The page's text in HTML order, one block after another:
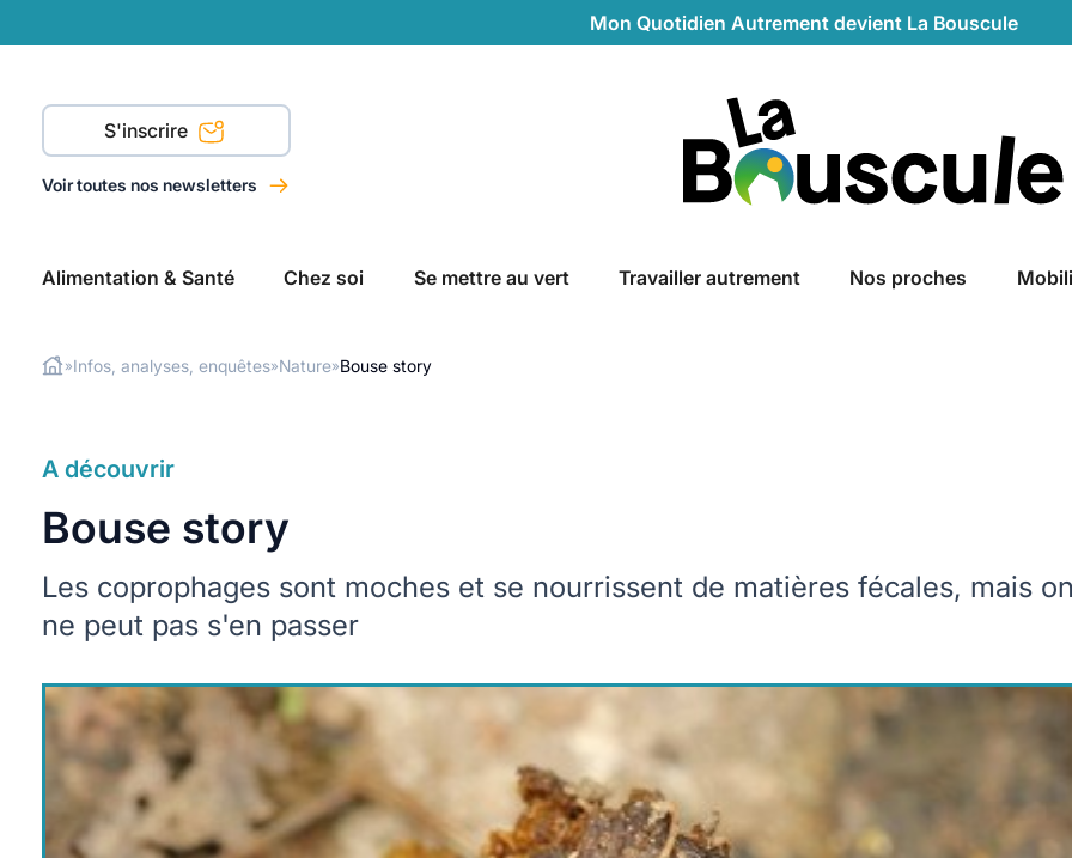
Mon Quotidien Autrement devient La Bouscule
S'inscrire
Voir toutes nos newsletters
Alimentation & Santé
Chez soi Se mettre au vert Travailler autrement Nos proches
»Infos, analyses, enquêtes»Nature»Bouse story
A découvrir
Bouse story
Les coprophages sont moches et se nourrissent de matières fécales, mais
ne peut pas s'en passer